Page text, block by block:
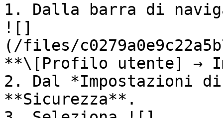
1. Dalla barra di
![]
(/files/
**\[Profilo utente] →
2. Dal *Impostazioni di
**Sicurezza**.